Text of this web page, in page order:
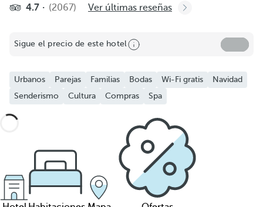
4.7 (2067) Ver últimas reseñas
Sigue el precio de este hotel
Urbanos Parejas Familias Bodas Wi-Fi gratis
Navidad
Senderismo
Cultura Compras Spa